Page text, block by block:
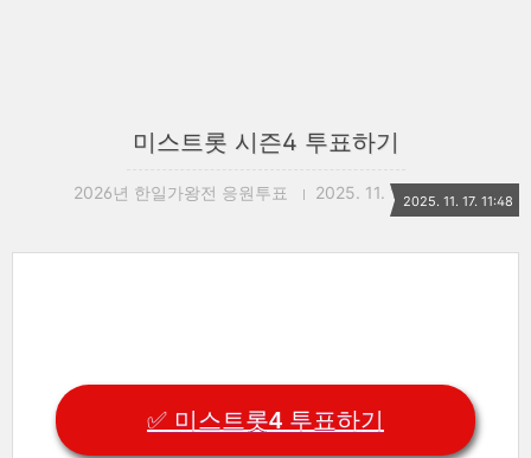
미스트롯 시즌4 투표하기
2026년 한일가왕전 응원투표 2025. 11. 17. 11:482025. 11. 17. 11:48
✅ 미스트롯4 투표하기